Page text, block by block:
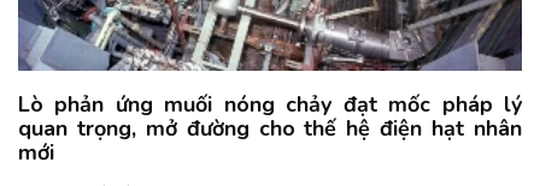
Lò phản ứng muối nóng chảy đạt mốc pháp lý
quan trọng, mở đường cho thế hệ điện hạt nhân
mới